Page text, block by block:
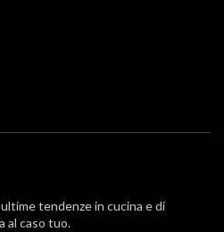
tendenze in cucina e di
al caso tuo.